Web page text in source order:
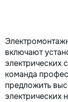
включают
команда
предложить
электрических